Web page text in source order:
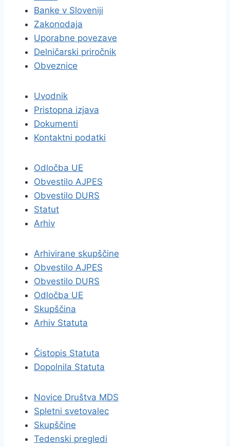
Banke v Sloveniji
Zakonodaja
Uporabne povezave
Delničarski priročnik
Obveznice
Uvodnik
Pristopna izjava
Dokumenti
Kontaktni podatki
Odločba UE
Obvestilo AJPES
Obvestilo DURS
Statut
Arhiv
Arhivirane skupščine
Obvestilo AJPES
Obvestilo DURS
Odločba UE
Skupščina
Arhiv Statuta
Čistopis Statuta
Dopolnila Statuta
Novice Društva MDS
Spletni svetovalec
Skupščine
Tedenski pregledi